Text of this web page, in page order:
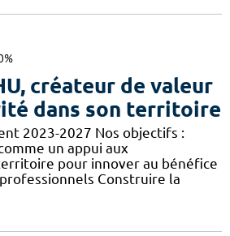
créateur de valeur
dans son territoire
2023-2027 Nos objectifs :
un appui aux
pour innover au bénéfice
Construire la